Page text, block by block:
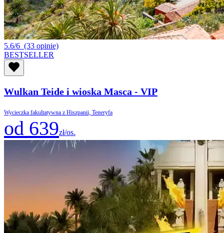
5.6/6 (33 opinie)
BESTSELLER
Wulkan Teide i wioska Masca - VIP
Wycieczka fakultatywna z Hiszpanii, Teneryfa
od 639zł/os.